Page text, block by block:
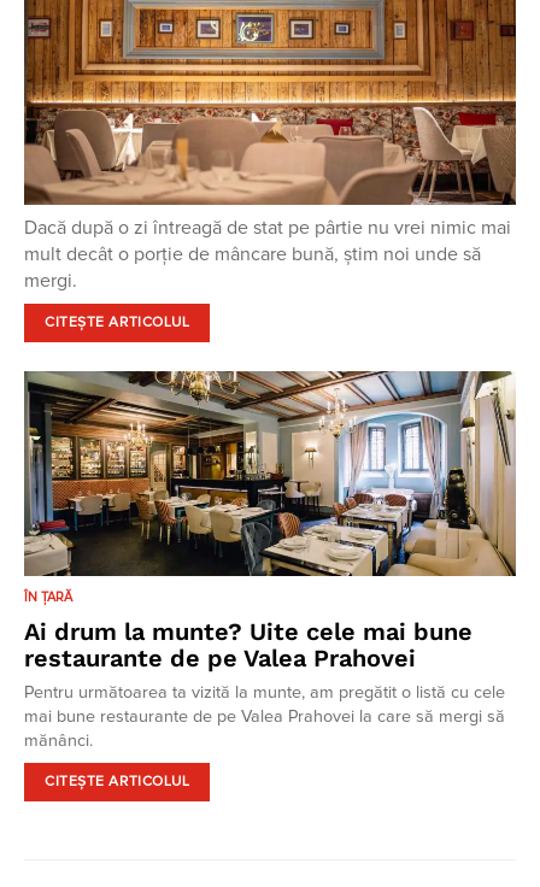
Dacă după o zi întreagă de stat pe pârtie nu vrei nimic mai
mult decât o porție de mâncare bună, știm noi unde să
mergi.
CITEȘTE ARTICOLUL
ÎN ȚARĂ
Ai drum la munte? Uite cele mai bune
restaurante de pe Valea Prahovei
Pentru următoarea ta vizită la munte, am pregătit o listă cu cele
mai bune restaurante de pe Valea Prahovei la care să mergi să
mănânci.
CITEȘTE ARTICOLUL